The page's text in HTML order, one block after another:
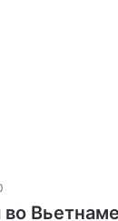
во Вьетнаме